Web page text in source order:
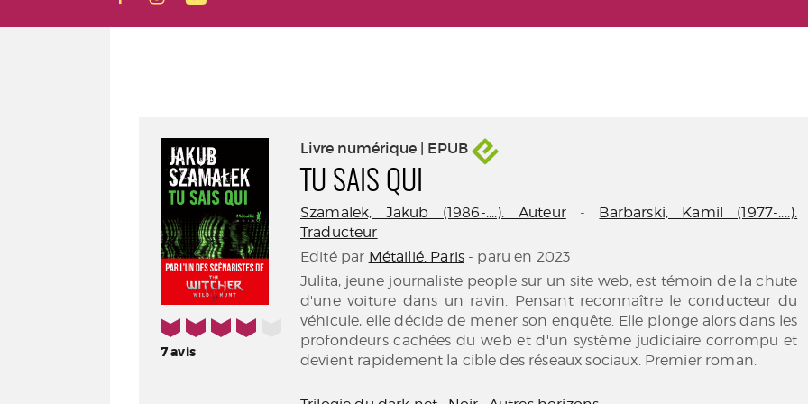
4/5
7avis
Livre numérique | EPUB
TU SAIS QUI
Szamalek, Jakub (1986-....). Auteur- Barbarski, Kamil (1977-....).
Traducteur
Edité par Métailié. Paris - paru en 2023
Julita, jeune journaliste people sur un site web, est témoin de la chute
d'une voiture dans un ravin. Pensant reconnaître le conducteur du
véhicule, elle décide de mener son enquête. Elle plonge alors dans les
profondeurs cachées du web et d'un système judiciaire corrompu et
devient rapidement la cible des réseaux sociaux. Premier roman.